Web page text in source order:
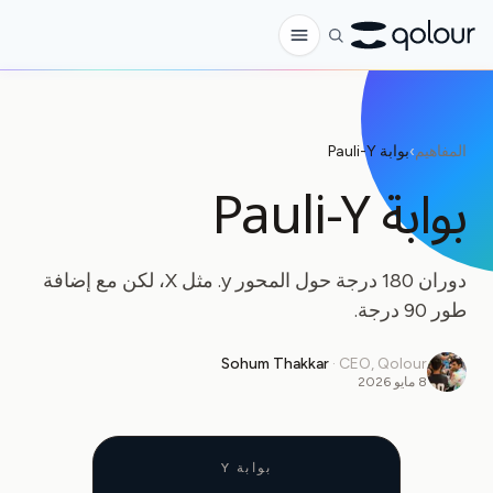
لـ
الهواة
المعلمون
الأطفال وأولياء الأمور
المؤسسات
المفاهيم›بوابة Pauli-Y
بوابة Pauli-Y
دوران 180 درجة حول المحور y. مثل X، لكن مع إضافة
طور 90 درجة.
Sohum Thakkar · CEO, Qolour
8 مايو 2026
بوابة Y